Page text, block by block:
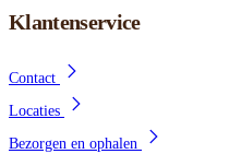
Klantenservice
Contact
Locaties
Bezorgen en ophalen